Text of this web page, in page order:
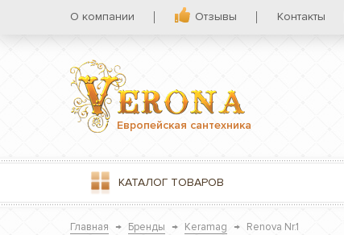
О компании Отзывы Контакты
Европейская сантехника
КАТАЛОГ ТОВАРОВ
Главная → Бренды → Keramag → Renova Nr.1